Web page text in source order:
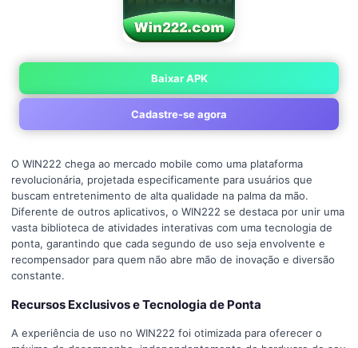
Baixar APK
Cadastre-se agora
O WIN222 chega ao mercado mobile como uma plataforma
revolucionária, projetada especificamente para usuários que
buscam entretenimento de alta qualidade na palma da mão.
Diferente de outros aplicativos, o WIN222 se destaca por unir uma
vasta biblioteca de atividades interativas com uma tecnologia de
ponta, garantindo que cada segundo de uso seja envolvente e
recompensador para quem não abre mão de inovação e diversão
constante.
Recursos Exclusivos e Tecnologia de Ponta
A experiência de uso no WIN222 foi otimizada para oferecer o